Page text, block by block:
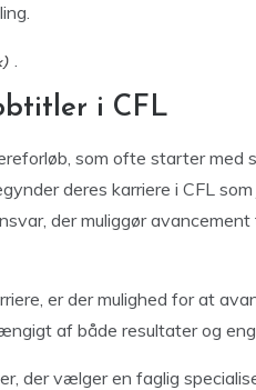
.
i CFL
som ofte starter med
deres karriere i CFL
der muliggør avancement
er der mulighed for at
af både resultater og
der vælger en faglig